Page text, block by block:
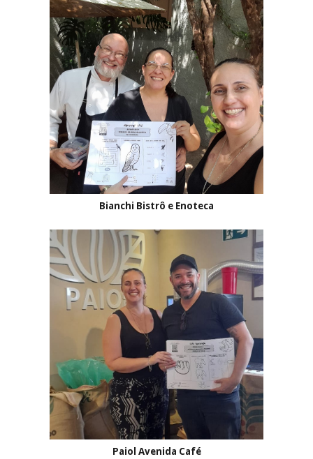
Bianchi Bistrô e Enoteca
Paiol Avenida Café